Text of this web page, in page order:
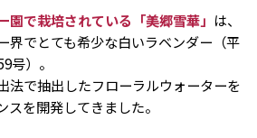
で栽培されている「美郷雪華」 は、
界でとても希少な白いラベンダー（平
号）。
法で抽出したフローラルウォーターを
を開発してきました。